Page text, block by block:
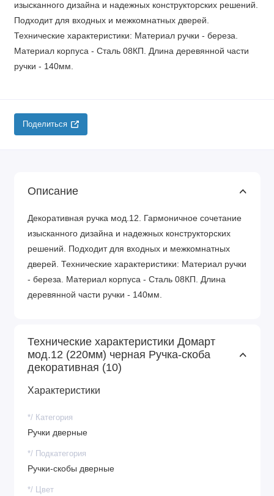
изысканного дизайна и надежных конструкторских решений.
Подходит для входных и межкомнатных дверей.
Технические характеристики: Материал ручки - береза.
Материал корпуса - Сталь 08КП. Длина деревянной части
ручки - 140мм.
Поделиться
Описание
Декоративная ручка мод.12. Гармоничное сочетание
изысканного дизайна и надежных конструкторских
решений. Подходит для входных и межкомнатных
дверей. Технические характеристики: Материал ручки
- береза. Материал корпуса - Сталь 08КП. Длина
деревянной части ручки - 140мм.
Технические характеристики Домарт
мод.12 (220мм) черная Ручка-скоба
декоративная (10)
Характеристики
*/ Категория
Ручки дверные
*/ Подкатегория
Ручки-скобы дверные
*/ Цвет